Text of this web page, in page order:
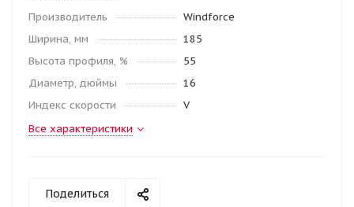
Производитель
Windforce
Ширина, мм
185
Высота профиля, %
55
Диаметр, дюймы
16
Индекс скорости
V
Все характеристики
Поделиться